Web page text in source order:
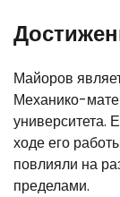
Майоров
Механико-
университета.
ходе его
повлияли на
пределами.